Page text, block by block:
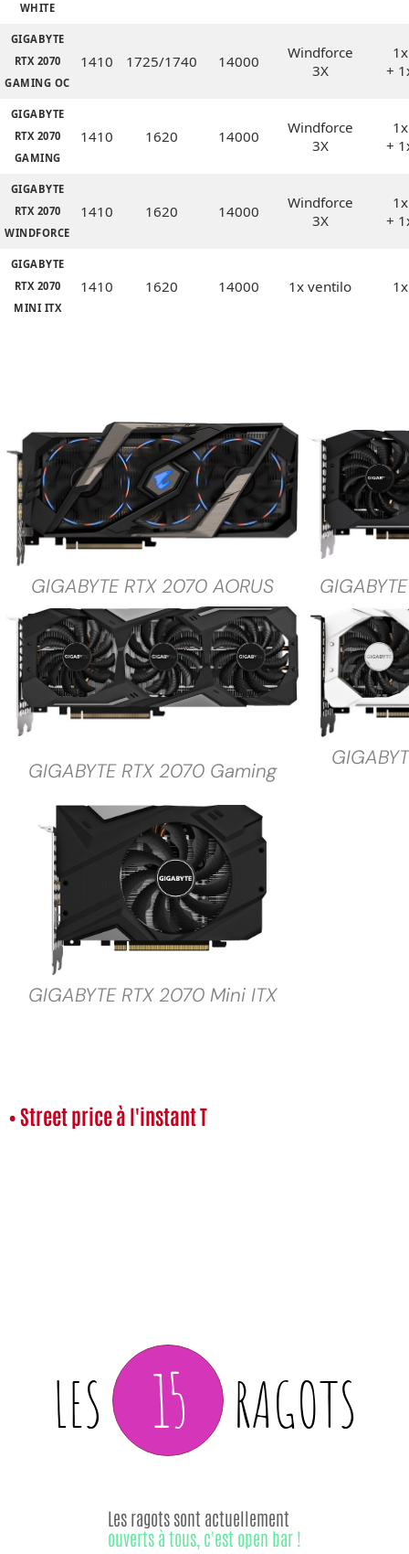
WHITE
GIGABYTE
RTX 2070
GAMING OC
1410 1725/1740 14000
Windforce
3X
+
GIGABYTE
RTX 2070
GAMING
1410 1620 14000
Windforce
3X
+
GIGABYTE
RTX 2070
WINDFORCE
1410 1620 14000
Windforce
3X
+
GIGABYTE
RTX 2070
MINI ITX
1410 1620 14000 1x ventilo
GIGABYTE RTX 2070 AORUS
GIGABYTE RTX 2070 Gaming
GIGABYTE RTX 2070 Mini ITX
• Street price à l'instant T
LES 15 RAGOTS
Les ragots sont actuellement
ouverts à tous, c'est open bar !